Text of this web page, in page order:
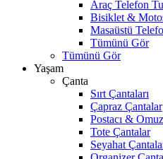
Araç Telefon
Bisiklet &
Masaüstü
Tümünü Gör
Tümünü Gör
Yaşam
Çanta
Sırt Çantaları
Çapraz Çantalar
Postacı &
Tote Çantalar
Seyahat